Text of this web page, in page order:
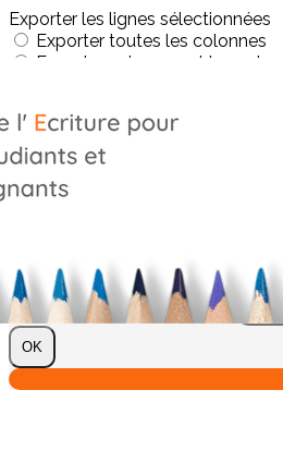
Exporter les lignes sélectionnées
Exporter toutes les colonnes
Exporter uniquement les
?>
Images de la page d'accueil
Cliquez pour éditer
Cliquez pour éditer
Je m'abonne à la newsletter
OK